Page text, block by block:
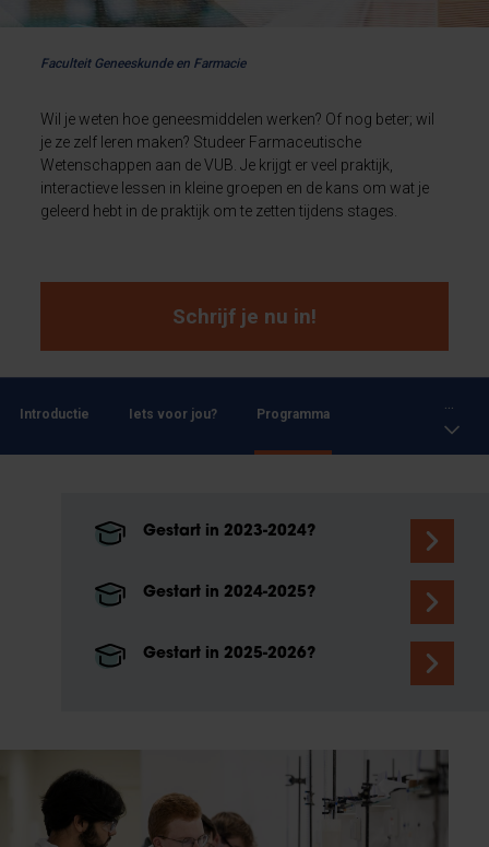
Faculteit Geneeskunde en Farmacie
Wil je weten hoe geneesmiddelen werken? Of nog beter; wil
je ze zelf leren maken? Studeer Farmaceutische
Wetenschappen aan de VUB. Je krijgt er veel praktijk,
interactieve lessen in kleine groepen en de kans om wat je
geleerd hebt in de praktijk om te zetten tijdens stages.
Schrijf je nu in!
Introductie Iets voor jou? Programma
Gestart in 2023-2024?
Gestart in 2024-2025?
Gestart in 2025-2026?